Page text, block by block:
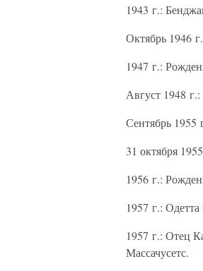
1943 г.:
Октябрь 1946
1947 г.:
Август 1948
Сентябрь 1955
31 октября
1956 г.:
1957 г.:
1957 г.: Отец
Массачусетс.